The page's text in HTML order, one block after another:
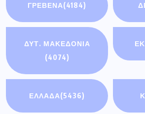
ΓΡΕΒΕΝΑ(4184)
ΔΥΤ. ΜΑΚΕΔΟΝΙΑ
(4074)
ΕΛΛΑΔΑ(5436)